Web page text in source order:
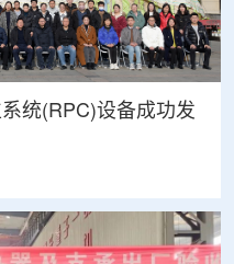
统(RPC)设备成功发